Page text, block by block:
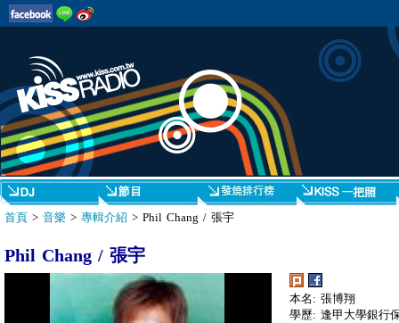
首頁 > 音樂 > 專輯介紹 > Phil Chang / 張宇
Phil Chang / 張宇
本名: 張博翔
學歷: 逢甲大學銀行